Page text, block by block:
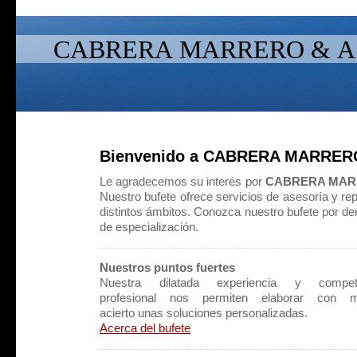
CABRERA MARRERO &
Bienvenido a CABRERA
Le agradecemos su interés por CABRERA
Nuestro bufete ofrece servicios de asesoría y
distintos ámbitos. Conozca nuestro bufete por
de especialización.
Nuestros puntos fuertes
Nuestra dilatada experiencia y
profesional nos permiten elaborar con
acierto unas soluciones personalizadas.
Acerca del bufete